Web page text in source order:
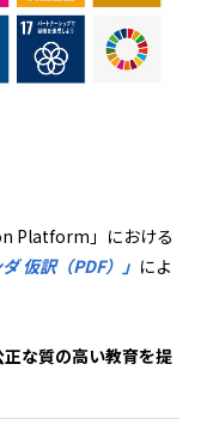
Platform」における
仮訳（PDF）」 によ
な質の高い教育を提